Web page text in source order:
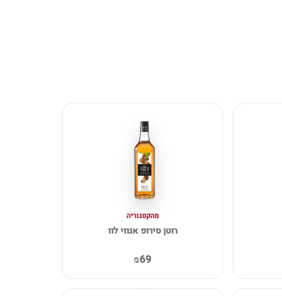
מהקטגוריה
רוטן סירופ אגוזי לוז
₪69